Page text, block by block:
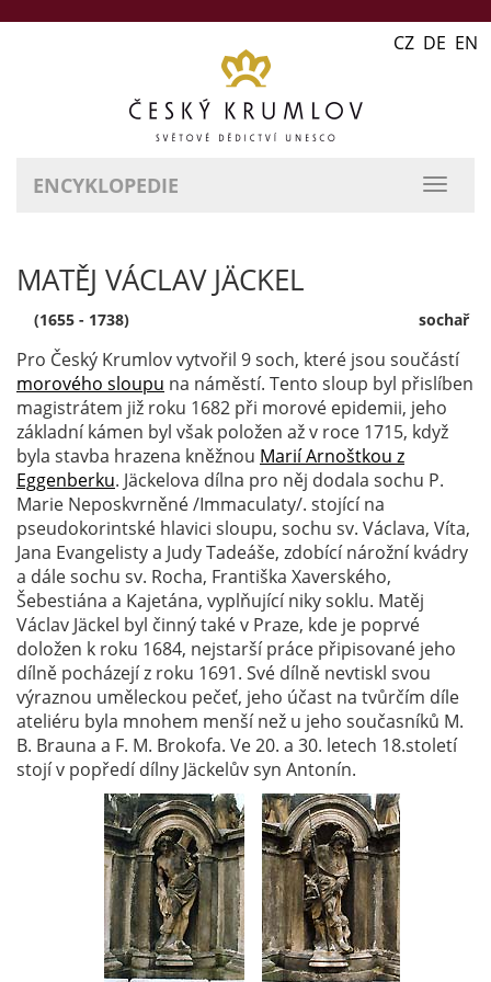
CZ DE EN
ENCYKLOPEDIE
MATĚJ VÁCLAV JÄCKEL
(1655 - 1738) sochař
Pro Český Krumlov vytvořil 9 soch, které jsou součástí
morového sloupu na náměstí. Tento sloup byl přislíben
magistrátem již roku 1682 při morové epidemii, jeho
základní kámen byl však položen až v roce 1715, když
byla stavba hrazena kněžnou Marií Arnoštkou z
Eggenberku. Jäckelova dílna pro něj dodala sochu P.
Marie Neposkvrněné /Immaculaty/. stojící na
pseudokorintské hlavici sloupu, sochu sv. Václava, Víta,
Jana Evangelisty a Judy Tadeáše, zdobící nárožní kvádry
a dále sochu sv. Rocha, Františka Xaverského,
Šebestiána a Kajetána, vyplňující niky soklu. Matěj
Václav Jäckel byl činný také v Praze, kde je poprvé
doložen k roku 1684, nejstarší práce připisované jeho
dílně pocházejí z roku 1691. Své dílně nevtiskl svou
výraznou uměleckou pečeť, jeho účast na tvůrčím díle
ateliéru byla mnohem menší než u jeho současníků M.
B. Brauna a F. M. Brokofa. Ve 20. a 30. letech 18.století
stojí v popředí dílny Jäckelův syn Antonín.